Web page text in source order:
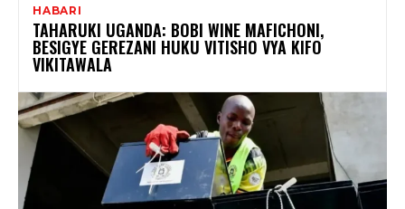
HABARI
TAHARUKI UGANDA: BOBI WINE MAFICHONI,
BESIGYE GEREZANI HUKU VITISHO VYA KIFO
VIKITAWALA